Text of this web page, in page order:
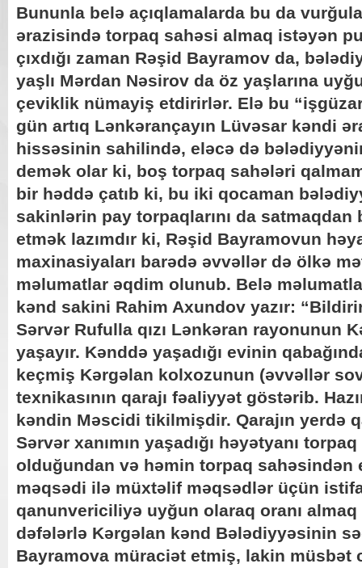
Bununla belə açıqlamalarda bu da
ərazisində torpaq sahəsi almaq istəyən
çıxdığı zaman Rəşid Bayramov da,
yaşlı Mərdan Nəsirov da öz yaşlarına
çeviklik nümayiş etdirirlər. Elə bu
gün artıq Lənkərançayın Lüvəsar kəndi
hissəsinin sahilində, eləcə də
demək olar ki, boş torpaq sahələri
bir həddə çatıb ki, bu iki qocaman
sakinlərin pay torpaqlarını da
etmək lazımdır ki, Rəşid Bayramovun
maxinasiyaları barədə əvvəllər də ölkə
məlumatlar əqdim olunub. Belə
kənd sakini Rahim Axundov yazır:
Sərvər Rufulla qızı Lənkəran rayonunun
yaşayır. Kənddə yaşadığı evinin
keçmiş Kərgəlan kolxozunun (əvvəllər
texnikasının qarajı fəaliyyət göstərib.
kəndin Məscidi tikilmişdir. Qarajın yerdə
Sərvər xanımın yaşadığı həyətyanı
olduğundan və həmin torpaq sahəsindən
məqsədi ilə müxtəlif məqsədlər üçün
qanunvericiliyə uyğun olaraq oranı
dəfələrlə Kərgəlan kənd Bələdiyyəsinin
Bayramova müraciət etmiş, lakin müsbət